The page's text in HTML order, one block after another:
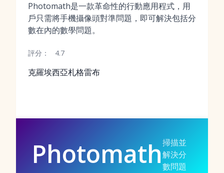
Photomath是一款革命性的行動應用程式，用
戶只需將手機攝像頭對準問題，即可解決包括分
數在內的數學問題。
評分： 4.7
克羅埃西亞札格雷布
Photomath掃描並
解決分
數問題